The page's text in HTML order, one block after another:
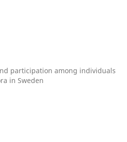
participation among individuals
in Sweden